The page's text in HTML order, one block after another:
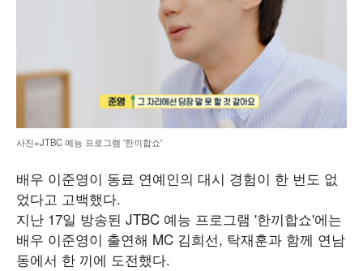
사진=JTBC 예능 프로그램 '한끼합쇼'
배우 이준영이 동료 연예인의 대시 경험이 한 번도 없
었다고 고백했다.
지난 17일 방송된 JTBC 예능 프로그램 '한끼합쇼'에는
배우 이준영이 출연해 MC 김희선, 탁재훈과 함께 연남
동에서 한 끼에 도전했다.